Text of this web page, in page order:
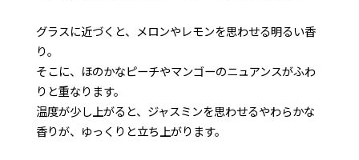
グラスに近づくと、メロンやレモンを思わせる明るい香
り。
そこに、ほのかなピーチやマンゴーのニュアンスがふわ
りと重なります。
温度が少し上がると、ジャスミンを思わせるやわらかな
香りが、ゆっくりと立ち上がります。